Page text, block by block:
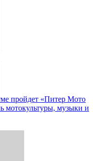
пройдет «Питер Мото
мотокультуры, музыки и